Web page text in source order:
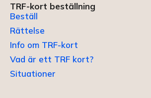
TRF-kort beställning
Beställ
Rättelse
Info om TRF-kort
Vad är ett TRF kort?
Situationer